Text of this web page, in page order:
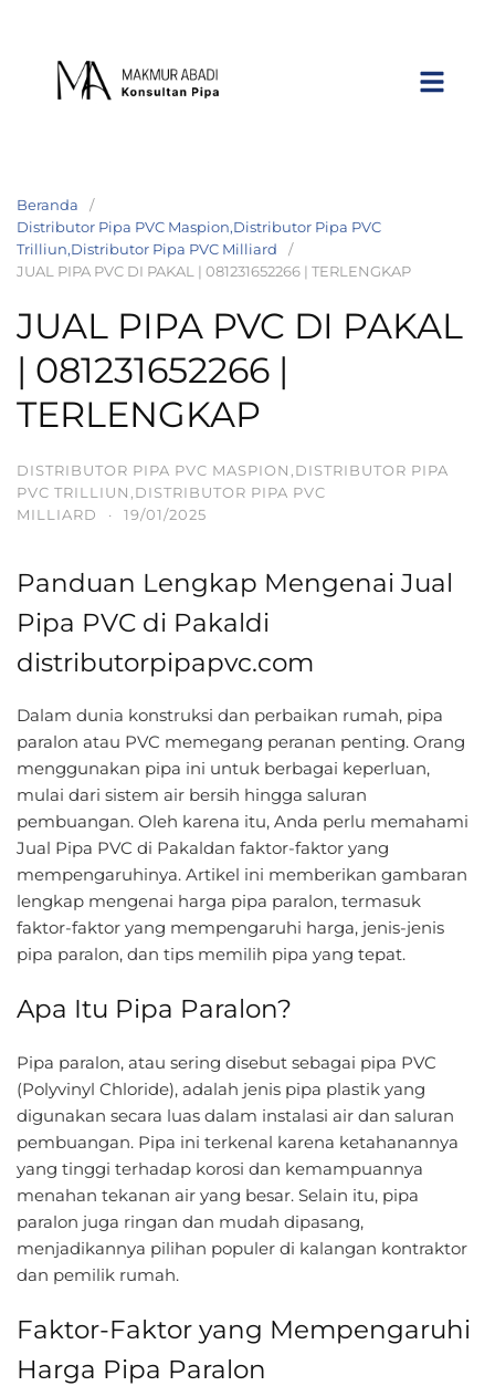
Beranda
Distributor Pipa PVC Maspion,Distributor Pipa PVC
Trilliun,Distributor Pipa PVC Milliard
JUAL PIPA PVC DI PAKAL | 081231652266 | TERLENGKAP
JUAL PIPA PVC DI PAKAL
| 081231652266 |
TERLENGKAP
DISTRIBUTOR PIPA PVC MASPION,DISTRIBUTOR PIPA
PVC TRILLIUN,DISTRIBUTOR PIPA PVC
MILLIARD
· 19/01/2025
Panduan Lengkap Mengenai Jual
Pipa PVC di Pakaldi
distributorpipapvc.com
Dalam dunia konstruksi dan perbaikan rumah, pipa
paralon atau PVC memegang peranan penting. Orang
menggunakan pipa ini untuk berbagai keperluan,
mulai dari sistem air bersih hingga saluran
pembuangan. Oleh karena itu, Anda perlu memahami
Jual Pipa PVC di Pakaldan faktor-faktor yang
mempengaruhinya. Artikel ini memberikan gambaran
lengkap mengenai harga pipa paralon, termasuk
faktor-faktor yang mempengaruhi harga, jenis-jenis
pipa paralon, dan tips memilih pipa yang tepat.
Apa Itu Pipa Paralon?
Pipa paralon, atau sering disebut sebagai pipa PVC
(Polyvinyl Chloride), adalah jenis pipa plastik yang
digunakan secara luas dalam instalasi air dan saluran
pembuangan. Pipa ini terkenal karena ketahanannya
yang tinggi terhadap korosi dan kemampuannya
menahan tekanan air yang besar. Selain itu, pipa
paralon juga ringan dan mudah dipasang,
menjadikannya pilihan populer di kalangan kontraktor
dan pemilik rumah.
Faktor-Faktor yang Mempengaruhi
Harga Pipa Paralon